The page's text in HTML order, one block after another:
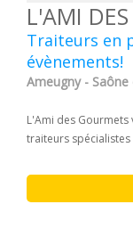
L'AMI
Traiteurs en
évènements!
Ameugny -
L'Ami des
traiteurs spécialistes